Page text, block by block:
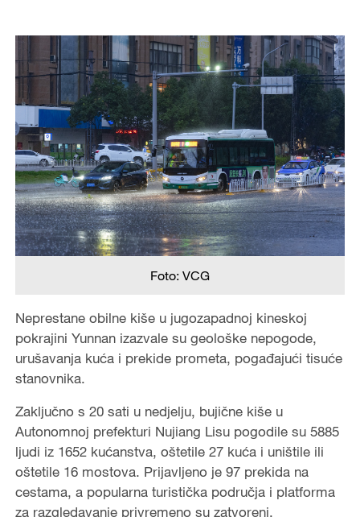
Foto: VCG
Neprestane obilne kiše u jugozapadnoj kineskoj
pokrajini Yunnan izazvale su geološke nepogode,
urušavanja kuća i prekide prometa, pogađajući tisuće
stanovnika.
Zaključno s 20 sati u nedjelju, bujične kiše u
Autonomnoj prefekturi Nujiang Lisu pogodile su 5885
ljudi iz 1652 kućanstva, oštetile 27 kuća i uništile ili
oštetile 16 mostova. Prijavljeno je 97 prekida na
cestama, a popularna turistička područja i platforma
za razgledavanje privremeno su zatvoreni.